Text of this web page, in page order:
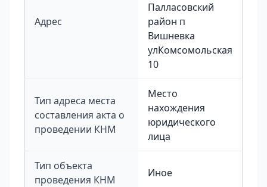
Адрес
Палласовский
район п
Вишневка
улКомсомольская
10
Тип адреса места
составления акта о
проведении КНМ
Место
нахождения
юридического
лица
Тип объекта
проведения КНМ
Иное